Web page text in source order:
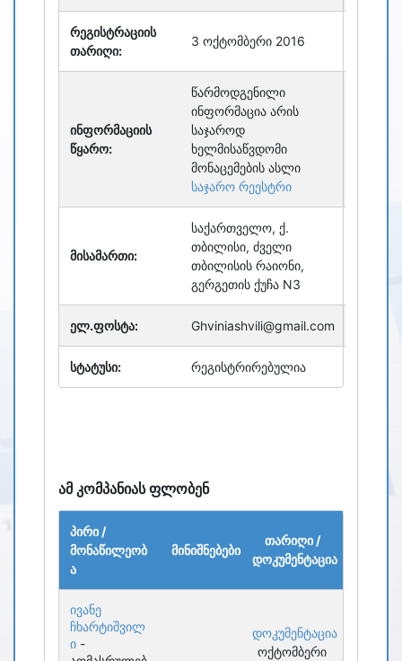
რეგისტრაციის
თარიღი:
3 ოქტომბერი 2016
ინფორმაციის
წყარო:
წარმოდგენილი
ინფორმაცია არის
საჯაროდ
ხელმისაწვდომი
მონაცემების ასლი
საჯარო რეესტრი
მისამართი:
საქართველო, ქ.
თბილისი, ძველი
თბილისის რაიონი,
გერგეთის ქუჩა N3
ელ.ფოსტა: Ghviniashvili@gmail.com
სტატუსი: რეგისტრირებულია
ამ კომპანიას ფლობენ
პირი /
მონაწილეობ
ა
მინიშნებები
თარიღი /
დოკუმენტაცია
ივანე
ჩხარტიშვილ
ი -
დოკუმენტაცია
ოქტომბერი